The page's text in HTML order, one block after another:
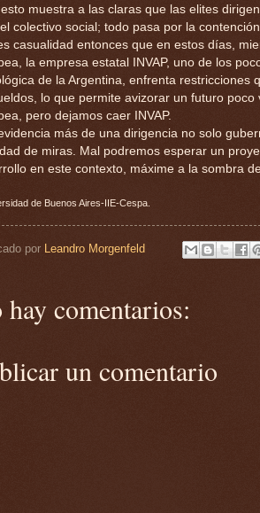
esto muestra a las claras que las elites
colectivo social; todo pasa por la
casualidad entonces que en estos días,
la empresa estatal INVAP, uno de los
de la Argentina, enfrenta restricciones
lo que permite avizorar un futuro
pero dejamos caer INVAP.
más de una dirigencia no solo
de miras. Mal podremos esperar un
en este contexto, máxime a la sombra
de Buenos Aires-IIE-Cespa.
por Leandro Morgenfeld
hay comentarios:
un comentario